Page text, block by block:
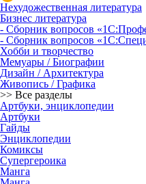
Нехудожественная литература
Бизнес литература
- Сборник вопросов
- Сборник вопросов
Хобби и творчество
Мемуары / Биографии
Дизайн / Архитектура
Живопись / Графика
>> Все разделы
Артбуки, энциклопедии
Артбуки
Гайды
Энциклопедии
Комиксы
Супергероика
Манга